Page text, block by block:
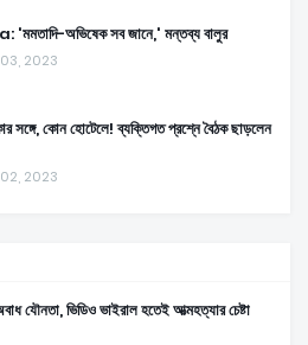
অভিষেক সব জানে,' মন্তব্য বালুর
2023
কোন হোটেলে! ব্যক্তিগত প্রশ্নে বৈঠক ছাড়লেন
2023
যৌনতা, ভিডিও ভাইরাল হতেই আত্মহত্যার চেষ্টা